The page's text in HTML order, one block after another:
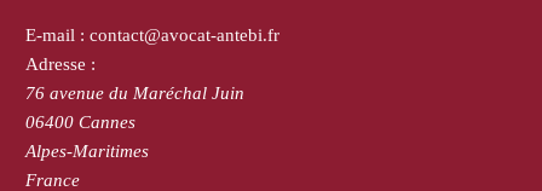
E-mail : contact@avocat-antebi.fr
Adresse :
76 avenue du Maréchal Juin
06400 Cannes
Alpes-Maritimes
France